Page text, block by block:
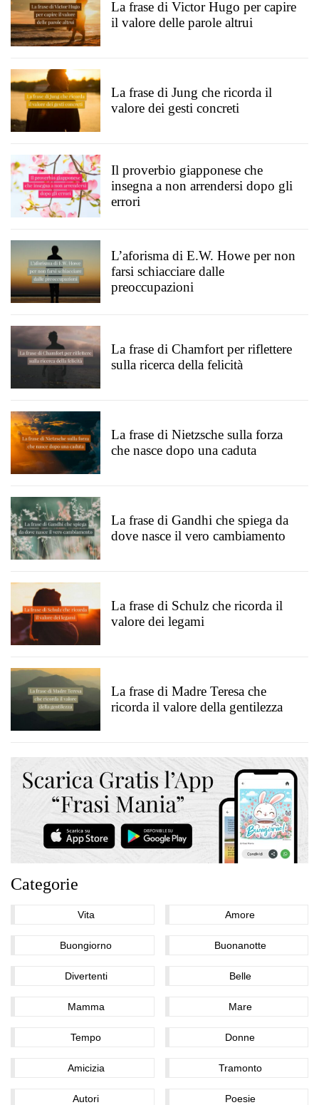
La frase di Victor Hugo per capire
il valore delle parole altrui
La frase di Jung che ricorda il
valore dei gesti concreti
Il proverbio giapponese che
insegna a non arrendersi dopo gli
errori
L’aforisma di E.W. Howe per non
farsi schiacciare dalle
preoccupazioni
La frase di Chamfort per riflettere
sulla ricerca della felicità
La frase di Nietzsche sulla forza
che nasce dopo una caduta
La frase di Gandhi che spiega da
dove nasce il vero cambiamento
La frase di Schulz che ricorda il
valore dei legami
La frase di Madre Teresa che
ricorda il valore della gentilezza
Categorie
Vita Amore
Buongiorno Buonanotte
Divertenti Belle
Mamma Mare
Tempo Donne
Amicizia Tramonto
Autori Poesie